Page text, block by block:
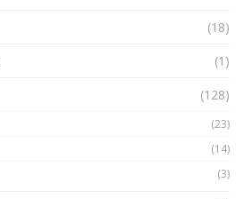
(18)
(1)
(128)
(23)
(14)
(3)